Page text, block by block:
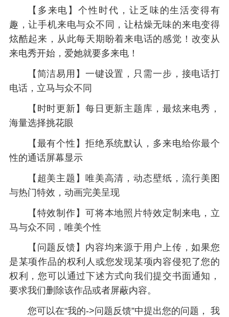
【多来电】个性时代，让乏味的生活变得有
趣，让手机来电与众不同，让枯燥无味的来电变得
炫酷起来，从此每天期盼着来电话的感觉！改变从
来电秀开始，爱她就要多来电！
【简洁易用】一键设置，只需一步，接电话打
电话，立马与众不同
【时时更新】每日更新主题库，最炫来电秀，
海量选择挑花眼
【最有个性】拒绝系统默认，多来电给你最个
性的通话屏幕显示
【超美主题】唯美高清，动态壁纸，流行美图
与热门特效，动画完美呈现
【特效制作】可将本地照片特效定制来电，立
马与众不同，唯美个性
【问题反馈】内容均来源于用户上传，如果您
是某项作品的权利人或您发现某项内容侵犯了您的
权利，您可以通过下述方式向我们提交书面通知，
要求我们删除该作品或者屏蔽内容。
您可以在“我的->问题反馈”中提出您的问题， 我